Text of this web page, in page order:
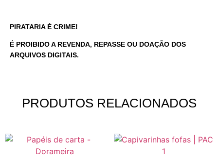
PIRATARIA É CRIME!
É PROIBIDO A REVENDA, REPASSE OU DOAÇÃO DOS
ARQUIVOS DIGITAIS.
PRODUTOS RELACIONADOS